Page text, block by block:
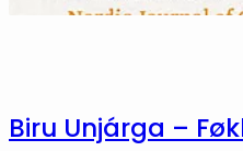
Biru Unjárga –